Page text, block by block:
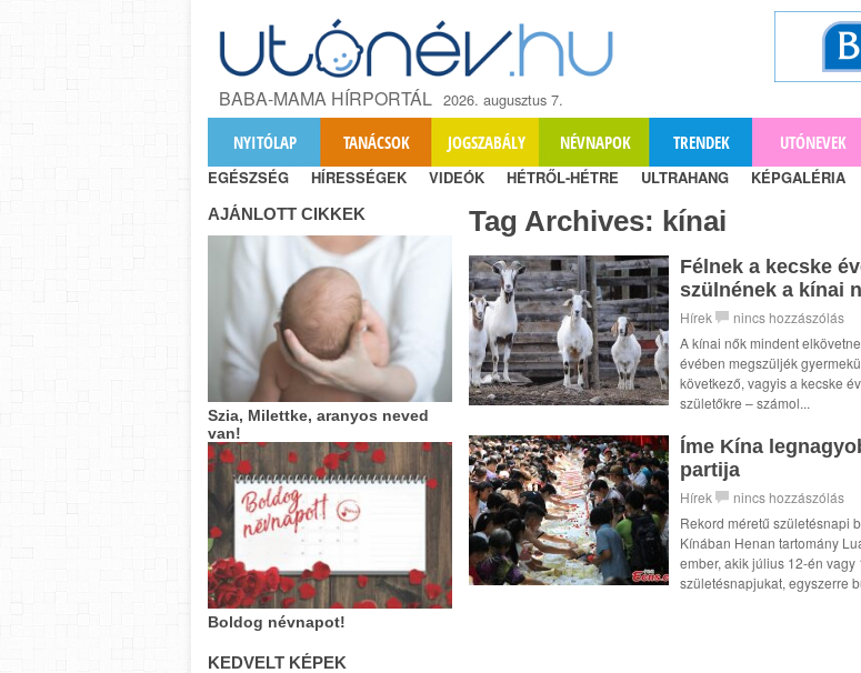
BABA-MAMA HÍRPORTÁL 2026. augusztus 7.
NYITÓLAP TANÁCSOK JOGSZABÁLY NÉVNAPOK TRENDEK UTÓNEVEK
EGÉSZSÉG HÍRESSÉGEK VIDEÓK HÉTRŐL-HÉTRE ULTRAHANG KÉPGALÉRIA
Tag Archives: kínai
Félnek a kecske
szülnének a kínai
Hírek
nincs hozzászólás
A kínai nők mindent
évében megszüljék
következő, vagyis a kecske
születőkre – számol...
Íme Kína
partija
Hírek
nincs hozzászólás
Rekord méretű születésnapi
Kínában Henan tartomány
ember, akik július 12-én
születésnapjukat, egyszerre
AJÁNLOTT CIKKEK
Szia, Milettke, aranyos neved
van!
Boldog névnapot!
KEDVELT KÉPEK